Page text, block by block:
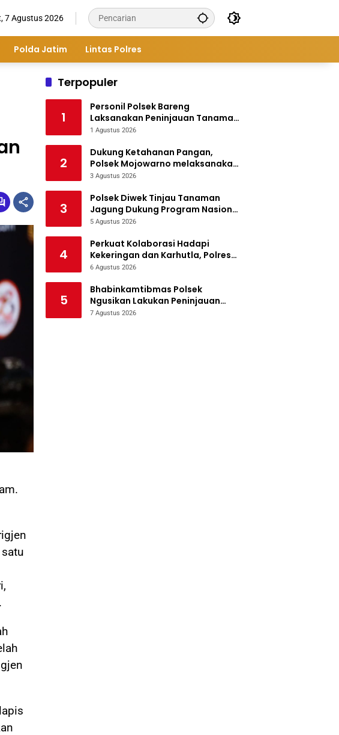
7 Agustus 2026
Polda Jatim Lintas Polres
Terpopuler
1
Personil Polsek Bareng
Laksanakan Peninjauan Tanaman
Jagung Dukung Program
1 Agustus 2026
2
Dukung Ketahanan Pangan,
Polsek Mojowarno melaksanakan
Pengecekan Tanaman Jagung
3 Agustus 2026
3
Polsek Diwek Tinjau Tanaman
Jagung Dukung Program Nasional
Asta Cita
5 Agustus 2026
4
Perkuat Kolaborasi Hadapi
Kekeringan dan Karhutla, Polres
Jombang Gelar Apel Siaga
6 Agustus 2026
5
Bhabinkamtibmas Polsek
Ngusikan Lakukan Peninjauan
Tanaman Jagung Dalam Rangka
7 Agustus 2026